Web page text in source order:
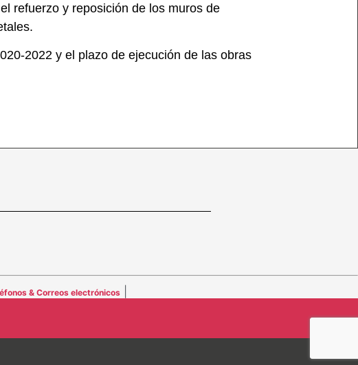
refuerzo y reposición de los muros de
2022 y el plazo de ejecución de las obras
& Correos electrónicos